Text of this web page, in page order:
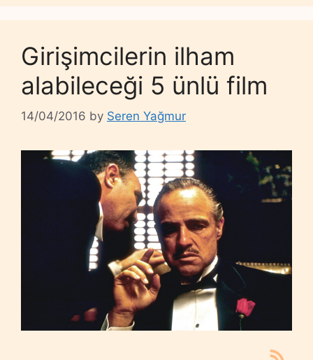
Girişimcilerin ilham
alabileceği 5 ünlü film
14/04/2016 by Seren Yağmur